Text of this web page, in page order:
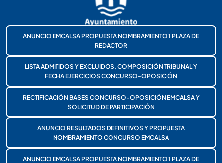
ANUNCIO EMCALSA PROPUESTA NOMBRAMIENTO 1 PLAZA DE
REDACTOR
LISTA ADMITIDOS Y EXCLUIDOS, COMPOSICIÓN TRIBUNAL Y
FECHA EJERCICIOS CONCURSO-OPOSICIÓN
RECTIFICACIÓN BASES CONCURSO-OPOSICIÓN EMCALSA Y
SOLICITUD DE PARTICIPACIÓN
ANUNCIO RESULTADOS DEFINITIVOS Y PROPUESTA
NOMBRAMIENTO CONCURSO EMCALSA
ANUNCIO EMCALSA PROPUESTA NOMBRAMIENTO 1 PLAZA DE